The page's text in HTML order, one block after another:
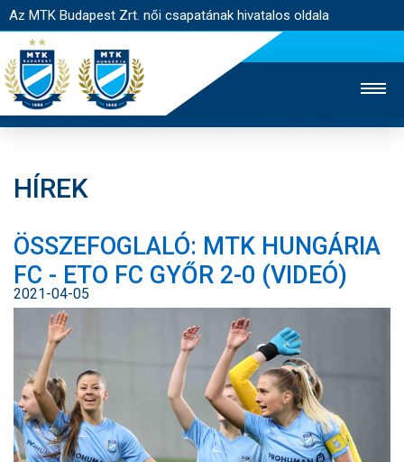
Az MTK Budapest Zrt. női csapatának hivatalos oldala
JEGYÉRTÉKESÍTÉS
WEBSHOP
STADION
EGYESÜLET
KAPCSOLAT
NYITÓLAP
HÍREK
CSAPAT
MÉRKŐZÉSEK
HÍREK
ÖSSZEFOGLALÓ: MTK HUNGÁRIA
FC - ETO FC GYŐR 2-0 (VIDEÓ)
2021-04-05